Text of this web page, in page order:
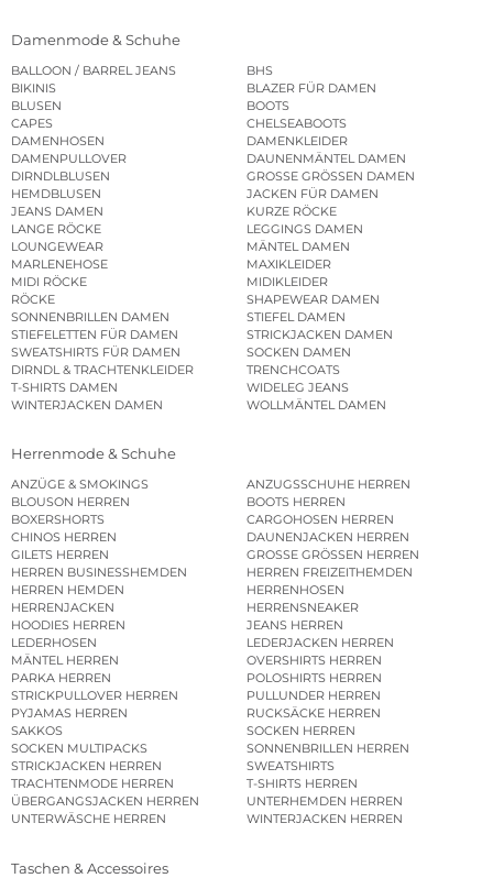
Damenmode & Schuhe
BALLOON / BARREL JEANS
BHS
BIKINIS
BLAZER FÜR DAMEN
BLUSEN
BOOTS
CAPES
CHELSEABOOTS
DAMENHOSEN
DAMENKLEIDER
DAMENPULLOVER
DAUNENMÄNTEL DAMEN
DIRNDLBLUSEN
GROSSE GRÖSSEN DAMEN
HEMDBLUSEN
JACKEN FÜR DAMEN
JEANS DAMEN
KURZE RÖCKE
LANGE RÖCKE
LEGGINGS DAMEN
LOUNGEWEAR
MÄNTEL DAMEN
MARLENEHOSE
MAXIKLEIDER
MIDI RÖCKE
MIDIKLEIDER
RÖCKE
SHAPEWEAR DAMEN
SONNENBRILLEN DAMEN
STIEFEL DAMEN
STIEFELETTEN FÜR DAMEN
STRICKJACKEN DAMEN
SWEATSHIRTS FÜR DAMEN
SOCKEN DAMEN
DIRNDL & TRACHTENKLEIDER
TRENCHCOATS
T-SHIRTS DAMEN
WIDELEG JEANS
WINTERJACKEN DAMEN
WOLLMÄNTEL DAMEN
Herrenmode & Schuhe
ANZÜGE & SMOKINGS
ANZUGSSCHUHE HERREN
BLOUSON HERREN
BOOTS HERREN
BOXERSHORTS
CARGOHOSEN HERREN
CHINOS HERREN
DAUNENJACKEN HERREN
GILETS HERREN
GROSSE GRÖSSEN HERREN
HERREN BUSINESSHEMDEN
HERREN FREIZEITHEMDEN
HERREN HEMDEN
HERRENHOSEN
HERRENJACKEN
HERRENSNEAKER
HOODIES HERREN
JEANS HERREN
LEDERHOSEN
LEDERJACKEN HERREN
MÄNTEL HERREN
OVERSHIRTS HERREN
PARKA HERREN
POLOSHIRTS HERREN
STRICKPULLOVER HERREN
PULLUNDER HERREN
PYJAMAS HERREN
RUCKSÄCKE HERREN
SAKKOS
SOCKEN HERREN
SOCKEN MULTIPACKS
SONNENBRILLEN HERREN
STRICKJACKEN HERREN
SWEATSHIRTS
TRACHTENMODE HERREN
T-SHIRTS HERREN
ÜBERGANGSJACKEN HERREN
UNTERHEMDEN HERREN
UNTERWÄSCHE HERREN
WINTERJACKEN HERREN
Taschen & Accessoires